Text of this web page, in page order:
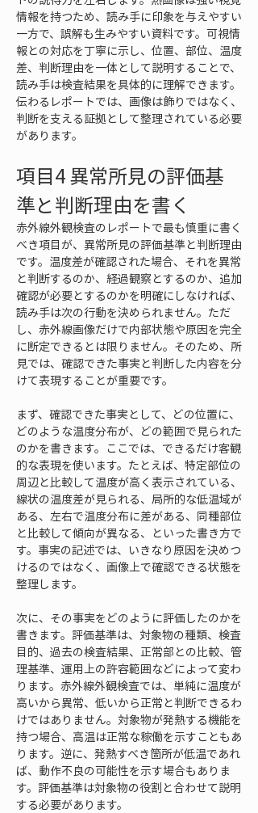
情報を持つため、読み手に印象を与えやすい
一方で、誤解も生みやすい資料です。可視情
報との対応を丁寧に示し、位置、部位、温度
差、判断理由を一体として説明することで、
読み手は検査結果を具体的に理解できます。
伝わるレポートでは、画像は飾りではなく、
判断を支える証拠として整理されている必要
があります。
項目4 異常所見の評価基
準と判断理由を書く
赤外線外観検査のレポートで最も慎重に書く
べき項目が、異常所見の評価基準と判断理由
です。温度差が確認された場合、それを異常
と判断するのか、経過観察とするのか、追加
確認が必要とするのかを明確にしなければ、
読み手は次の行動を決められません。ただ
し、赤外線画像だけで内部状態や原因を完全
に断定できるとは限りません。そのため、所
見では、確認できた事実と判断した内容を分
けて表現することが重要です。
まず、確認できた事実として、どの位置に、
どのような温度分布が、どの範囲で見られた
のかを書きます。ここでは、できるだけ客観
的な表現を使います。たとえば、特定部位の
周辺と比較して温度が高く表示されている、
線状の温度差が見られる、局所的な低温域が
ある、左右で温度分布に差がある、同種部位
と比較して傾向が異なる、といった書き方で
す。事実の記述では、いきなり原因を決めつ
けるのではなく、画像上で確認できる状態を
整理します。
次に、その事実をどのように評価したのかを
書きます。評価基準は、対象物の種類、検査
目的、過去の検査結果、正常部との比較、管
理基準、運用上の許容範囲などによって変わ
ります。赤外線外観検査では、単純に温度が
高いから異常、低いから正常と判断できるわ
けではありません。対象物が発熱する機能を
持つ場合、高温は正常な稼働を示すこともあ
ります。逆に、発熱すべき箇所が低温であれ
ば、動作不良の可能性を示す場合もありま
す。評価基準は対象物の役割と合わせて説明
する必要があります。